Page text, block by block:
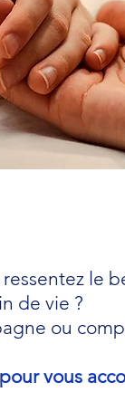
le
de vie ?
ou
vous